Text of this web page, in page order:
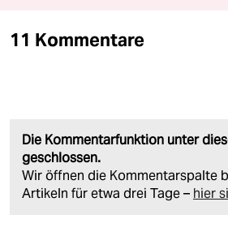
11 Kommentare
Die Kommentarfunktion unter
geschlossen.
Wir öffnen die Kommentarspalte
Artikeln für etwa drei Tage – hier